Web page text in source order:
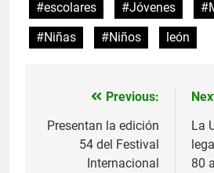
#escolares
#Jóvenes
#Niñas
#Niños león
Navegación
de
entradas
Previous:
Presentan la edición
54 del Festival
Internacional
La
80